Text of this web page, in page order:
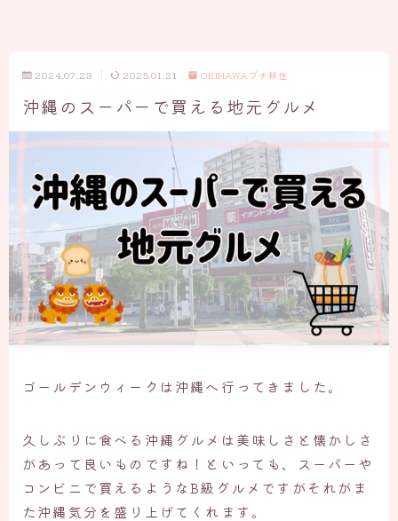
2024.07.23 2025.01.21 OKINAWAプチ移住
沖縄のスーパーで買える地元グルメ
ゴールデンウィークは沖縄へ行ってきました。
久しぶりに食べる沖縄グルメは美味しさと懐かしさ
があって良いものですね！といっても、スーパーや
コンビニで買えるようなB級グルメですがそれがま
た沖縄気分を盛り上げてくれます。